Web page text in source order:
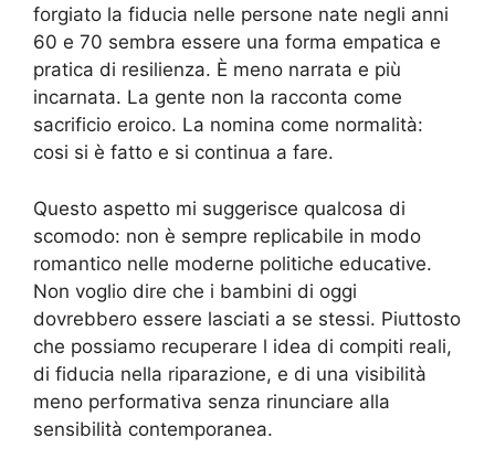
forgiato la fiducia nelle persone nate negli anni
60 e 70 sembra essere una forma empatica e
pratica di resilienza. È meno narrata e più
incarnata. La gente non la racconta come
sacrificio eroico. La nomina come normalità:
cosi si è fatto e si continua a fare.
Questo aspetto mi suggerisce qualcosa di
scomodo: non è sempre replicabile in modo
romantico nelle moderne politiche educative.
Non voglio dire che i bambini di oggi
dovrebbero essere lasciati a se stessi. Piuttosto
che possiamo recuperare l idea di compiti reali,
di fiducia nella riparazione, e di una visibilità
meno performativa senza rinunciare alla
sensibilità contemporanea.